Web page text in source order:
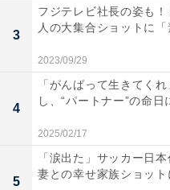
3
フジテレビ社長の姿も
人の大集合ショットに
2023/09/29
4
「がんばって生きてく
し、“パートナー”の命
2025/02/17
5
「涙出た」サッカー日
妻との幸せ家族ショッ